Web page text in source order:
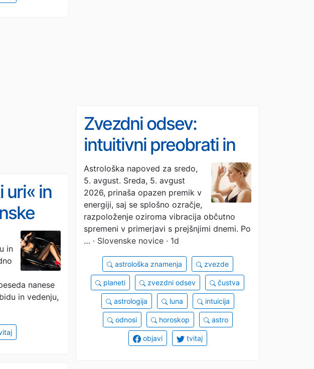
Zvezdni odsev:
intuitivni preobrati in
mehčanje
komunikacije
Astrološka napoved za sredo,
5. avgust. Sreda, 5. avgust
2026, prinaša opazen premik v
energiji, saj se splošno ozračje,
razpoloženje oziroma vibracija občutno
spremeni v primerjavi s prejšnjimi dnemi. Po
… · Slovenske novice · 1d
astrološka znamenja zvezde
planeti zvezdni odsev čustva
astrologija luna intuicija
odnosi horoskop astro
objavi tvitaj
uri« in
in
nanese
in vedenju,